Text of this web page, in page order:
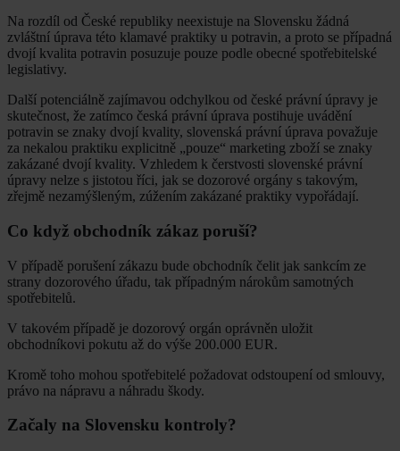
Na rozdíl od České republiky neexistuje na Slovensku žádná
zvláštní úprava této klamavé praktiky u potravin, a proto se případná
dvojí kvalita potravin posuzuje pouze podle obecné spotřebitelské
legislativy.
Další potenciálně zajímavou odchylkou od české právní úpravy je
skutečnost, že zatímco česká právní úprava postihuje uvádění
potravin se znaky dvojí kvality, slovenská právní úprava považuje
za nekalou praktiku explicitně „pouze“ marketing zboží se znaky
zakázané dvojí kvality. Vzhledem k čerstvosti slovenské právní
úpravy nelze s jistotou říci, jak se dozorové orgány s takovým,
zřejmě nezamýšleným, zúžením zakázané praktiky vypořádají.
Co když obchodník zákaz poruší?
V případě porušení zákazu bude obchodník čelit jak sankcím ze
strany dozorového úřadu, tak případným nárokům samotných
spotřebitelů.
V takovém případě je dozorový orgán oprávněn uložit
obchodníkovi pokutu až do výše 200.000 EUR.
Kromě toho mohou spotřebitelé požadovat odstoupení od smlouvy,
právo na nápravu a náhradu škody.
Začaly na Slovensku kontroly?